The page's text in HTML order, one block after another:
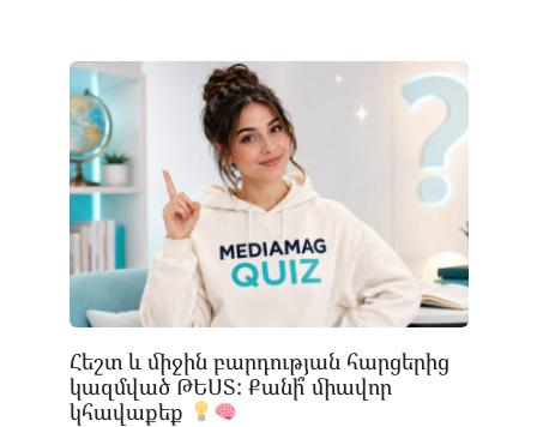
Հեշտ և միջին բարդության հարցերից
կազմված ԹԵՍՏ: Քանի՞ միավոր
կհավաքեք